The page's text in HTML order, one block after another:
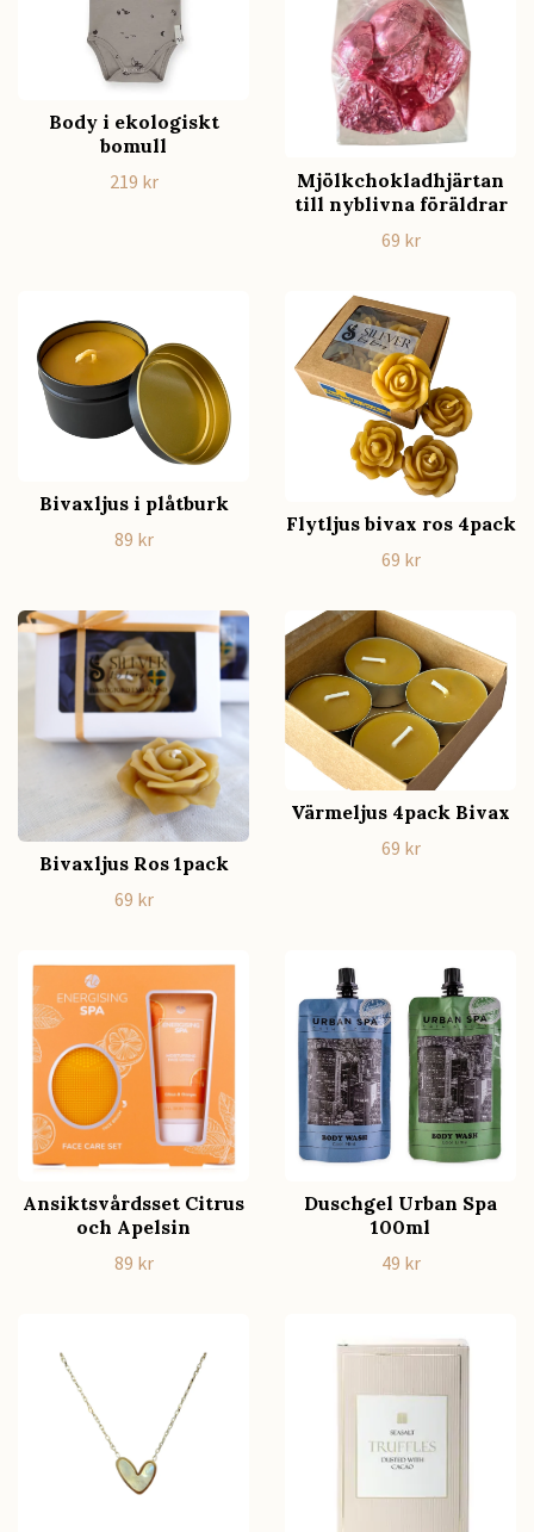
Body i ekologiskt
bomull
219 kr
Mjölkchokladhjärtan
till nyblivna föräldrar
69 kr
Bivaxljus i plåtburk
89 kr
Flytljus bivax ros 4pack
69 kr
Bivaxljus Ros 1pack
69 kr
Värmeljus 4pack Bivax
69 kr
Ansiktsvårdsset Citrus
och Apelsin
89 kr
Duschgel Urban Spa
100ml
49 kr